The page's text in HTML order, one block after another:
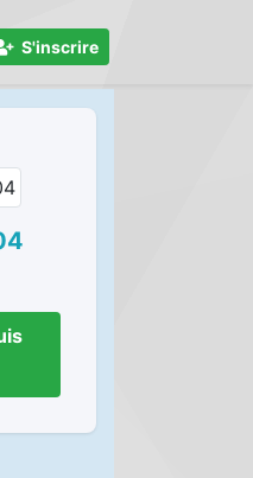
S'inscrire